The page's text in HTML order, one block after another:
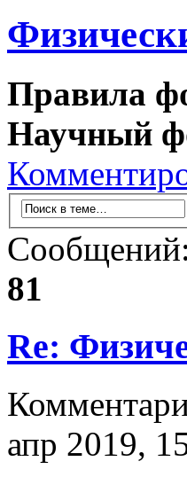
Правила
Научный
81
Re:
апр 2019,